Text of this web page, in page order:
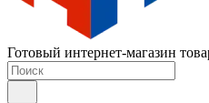
Готовый интернет-магазин